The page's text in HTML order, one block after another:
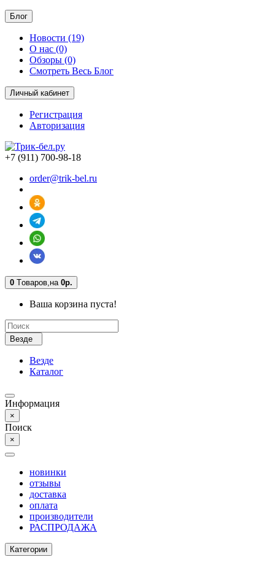
Блог
Новости (19)
О нас (0)
Обзоры (0)
Смотреть Весь Блог
Личный кабинет
Регистрация
Авторизация
+7 (911) 700-98-18
order@trik-bel.ru
0 Tоваров,на 0р.
Ваша корзина пуста!
Везде
Везде
Каталог
Информация
×
Поиск
×
новинки
отзывы
доставка
оплата
производители
РАСПРОДАЖА
Категории